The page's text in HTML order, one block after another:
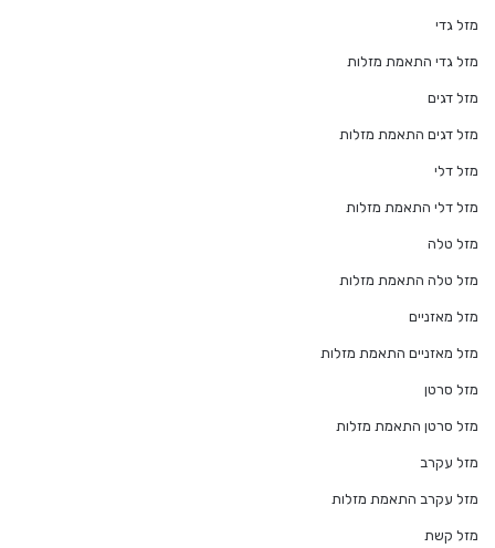
מזל גדי
מזל גדי התאמת מזלות
מזל דגים
מזל דגים התאמת מזלות
מזל דלי
מזל דלי התאמת מזלות
מזל טלה
מזל טלה התאמת מזלות
מזל מאזניים
מזל מאזניים התאמת מזלות
מזל סרטן
מזל סרטן התאמת מזלות
מזל עקרב
מזל עקרב התאמת מזלות
מזל קשת